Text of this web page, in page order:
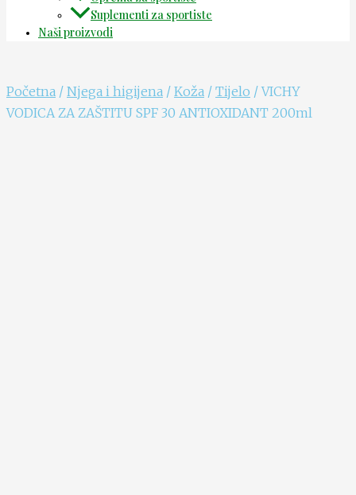
Suplementi za sportiste
Naši proizvodi
Početna / Njega i higijena / Koža / Tijelo / VICHY
VODICA ZA ZAŠTITU SPF 30 ANTIOXIDANT 200ml